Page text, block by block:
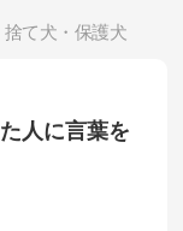
捨て犬・保護犬
人に言葉を